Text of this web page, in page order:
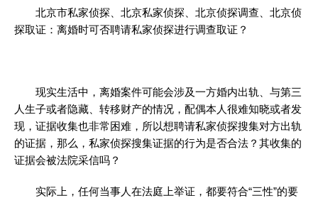
北京市私家侦探 、北京私家侦探、北京侦探调查、北京侦
探取证：离婚时可否聘请私家侦探进行调查取证？
现实生活中，离婚案件可能会涉及一方婚内出轨、与第三
人生子或者隐藏、转移财产的情况，配偶本人很难知晓或者发
现，证据收集也非常困难，所以想聘请私家侦探搜集对方出轨
的证据，那么，私家侦探搜集证据的行为是否合法？其收集的
证据会被法院采信吗？
实际上，任何当事人在法庭上举证，都要符合“三性”的要